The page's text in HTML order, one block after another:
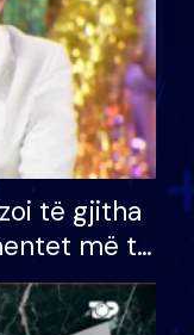
të gjitha
më të
Do më
kur…